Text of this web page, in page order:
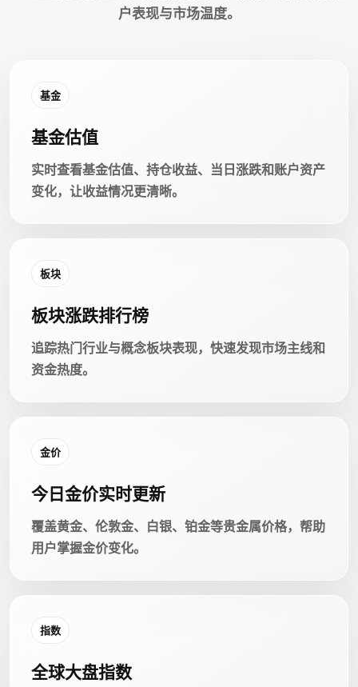
户表现与市场温度。
基金
基金估值
实时查看基金估值、持仓收益、当日涨跌和账户资产
变化，让收益情况更清晰。
板块
板块涨跌排行榜
追踪热门行业与概念板块表现，快速发现市场主线和
资金热度。
金价
今日金价实时更新
覆盖黄金、伦敦金、白银、铂金等贵金属价格，帮助
用户掌握金价变化。
指数
全球大盘指数